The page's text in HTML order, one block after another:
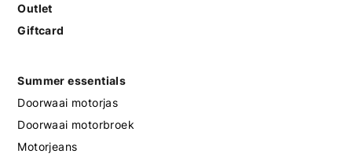
Outlet
Giftcard
Summer essentials
Doorwaai motorjas
Doorwaai motorbroek
Motorjeans